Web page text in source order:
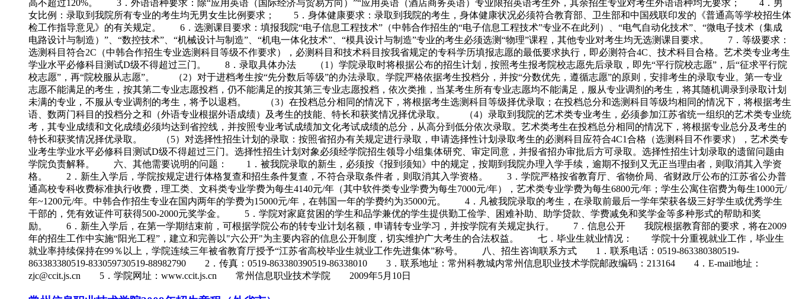
高不超过120%。 3．外语语种要求：除“应用英语（国际经济与贸易方向）”“应用英语（酒店商务英语）专业限招英语考生外，其余招生专业对考生外语语种均无要求； 4．男
女比例：录取到我院所有专业的考生均无男女生比例要求； 5．身体健康要求：录取到我院的考生，身体健康状况必须符合教育部、卫生部和中国残联印发的《普通高等学校招生体
检工作指导意见》的有关规定。 6．选测课目要求：填报我院“电子信息工程技术”（中韩合作招生的“电子信息工程技术”专业不在此列）、“电气自动化技术”、“微电子技术（集成
电路设计与制造）”、“数控技术”、“机械设计与制造”、“机电一体化技术”、“模具设计与制造”专业的考生必须选测“物理”课程，其他专业对考生均无选测课目要求。 7．等级要求：
选测科目符合2C（中韩合作招生专业选测科目等级不作要求），必测科目和技术科目按我省规定的专科学历填报志愿的最低要求执行，即必测符合4C、技术科目合格。艺术类专业考生
学业水平必修科目测试D级不得超过三门。 8．录取具体办法 （1）学院录取时将根据公布的招生计划，按照考生报考院校志愿先后录取，即先“平行院校志愿”，后“征求平行院
校志愿”，再“院校服从志愿”。 （2）对于进档考生按“先分数后等级”的办法录取。学院严格依据考生投档分，并按“分数优先，遵循志愿”的原则，安排考生的录取专业。第一专业
志愿不能满足的考生，按其第二专业志愿投档，仍不能满足的按其第三专业志愿投档，依次类推，当某考生所有专业志愿均不能满足，服从专业调剂的考生，将其随机调录到录取计划
未满的专业，不服从专业调剂的考生，将予以退档。 （3）在投档总分相同的情况下，将根据考生选测科目等级择优录取；在投档总分和选测科目等级均相同的情况下，将根据考生
语、数两门科目的投档分之和（外语专业根据外语成绩）及考生的技能、特长和获奖情况择优录取。 （4）录取到我院的艺术类专业考生，必须参加江苏省统一组织的艺术类专业统
考，其专业成绩和文化成绩必须均达到省控线，并按照专业考试成绩加文化考试成绩的总分，从高分到低分依次录取。艺术类考生在投档总分相同的情况下，将根据专业总分及考生的
特长和获奖情况择优录取。 （5）对选择性招生计划的录取：按照省招办有关规定进行录取，申请选择性计划录取考生的必测科目应符合4C1合格（选测科目不作要求），艺术类专
业考生学业水平必修科目测试D级不得超过三门。选择性招生计划对象必须经学院招生领导小组集体研究、审定同意，并报省招办审批后方可录取。选择性招生计划录取的遗留问题由
学院负责解释。 六、其他需要说明的问题： 1．被我院录取的新生，必须按《报到须知》中的规定，按期到我院办理入学手续，逾期不报到又无正当理由者，则取消其入学资
格。 2．新生入学后，学院按规定进行体格复查和招生条件复查，不符合录取条件者，则取消其入学资格。 3．学院严格按省教育厅、省物价局、省财政厅公布的江苏省公办普
通高校专科收费标准执行收费，理工类、文科类专业学费为每生4140元/年（其中软件类专业学费为每生7000元/年），艺术类专业学费为每生6800元/年；学生公寓住宿费为每生1000元/
年~1200元/年。中韩合作招生专业在国内两年的学费为15000元/年，在韩国一年的学费约为35000元。 4．凡被我院录取的考生，在录取前最后一学年荣获各级三好学生或优秀学生
干部的，凭有效证件可获得500-2000元奖学金。 5．学院对家庭贫困的学生和品学兼优的学生提供勤工俭学、困难补助、助学贷款、学费减免和奖学金等多种形式的帮助和奖
励。 6．新生入学后，在第一学期结束前，可根据学院公布的转专业计划名额，申请转专业学习，并按学院有关规定执行。 7．信息公开 我院根据教育部的要求，将在2009
年的招生工作中实施“阳光工程”，建立和完善以"六公开"为主要内容的信息公开制度，切实维护广大考生的合法权益。 七．毕业生就业情况： 学院十分重视就业工作，毕业生
就业率持续保持在99％以上，学院连续三年被省教育厅授予“江苏省高校毕业生就业工作先进集体”称号。 八、招生咨询联系方式 1．联系电话：0519-863380380519-
863383380519-833059730519-88982790 2．传真：0519-863380390519-86338010 3．联系地址：常州科教城内常州信息职业技术学院邮政编码：213164 4．E-mail地址：
zjc@ccit.js.cn 5．学院网址：www.ccit.js.cn 常州信息职业技术学院 2009年5月10日